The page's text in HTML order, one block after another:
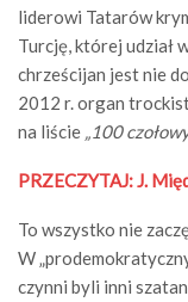
liderowi Tatarów
Turcję, której udział
chrześcijan jest nie
2012 r. organ
na liście „100
PRZECZYTAJ:J.
To wszystko nie
W
czynni byli inni